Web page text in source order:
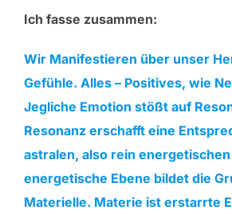
Ich fasse zusammen:
Wir Manifestieren über unser
Gefühle. Alles – Positives, wie
Jegliche Emotion stößt auf
Resonanz erschafft eine
astralen, also rein energetischen
energetische Ebene bildet die
Materielle. Materie ist erstarrte